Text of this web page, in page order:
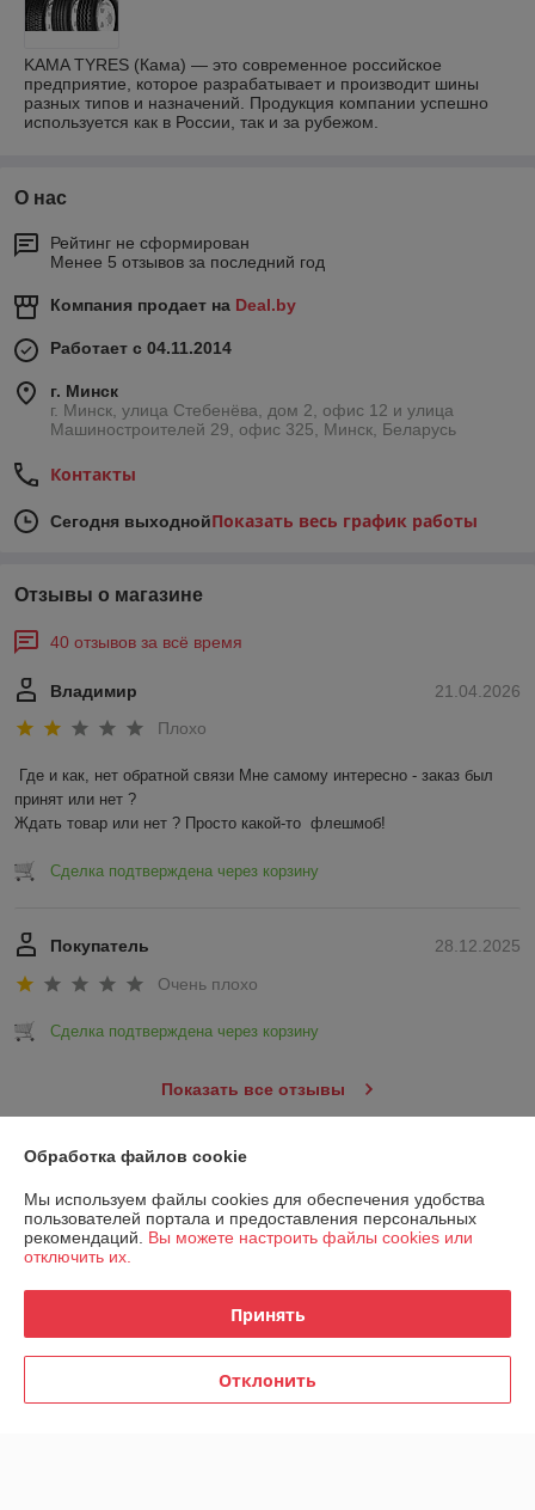
KAMA TYRES (Кама) — это современное российское
предприятие, которое разрабатывает и производит шины
разных типов и назначений. Продукция компании успешно
используется как в России, так и за рубежом.
О нас
Рейтинг не сформирован
Менее 5 отзывов за последний год
Компания продает на Deal.by
Работает с 04.11.2014
г. Минск
г. Минск, улица Стебенёва, дом 2, офис 12 и улица
Машиностроителей 29, офис 325, Минск, Беларусь
Контакты
Сегодня выходнойПоказать весь график работы
Отзывы о магазине
40 отзывов за всё время
21.04.2026
Владимир
Плохо
Где и как, нет обратной связи Мне самому интересно - заказ был
принят или нет ?
Ждать товар или нет ? Просто какой-то  флешмоб!
Сделка подтверждена через корзину
28.12.2025
Покупатель
Очень плохо
Сделка подтверждена через корзину
Показать все отзывы
О нас
Контакты
График работы
Обработка файлов cookie
Мы используем файлы cookies для обеспечения удобства
пользователей портала и предоставления персональных
рекомендаций. Вы можете настроить файлы cookies или
отключить их.
Принять
Отклонить